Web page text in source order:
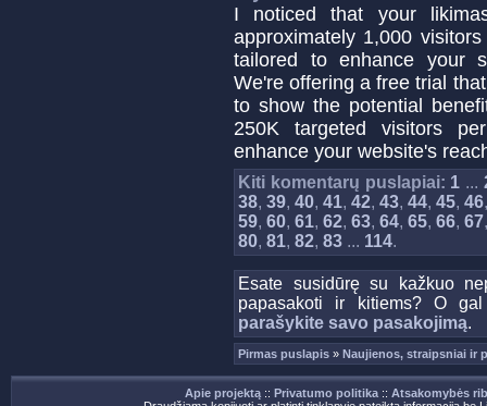
I noticed that your
approximately 1,000
tailored to enhance your
We're offering a free trial
to show the potential
250K targeted visitors
enhance your website's
Kiti komentarų puslapiai: 1 ...
38, 39, 40, 41, 42, 43, 44, 45, 46
59, 60, 61, 62, 63, 64, 65, 66, 67
80, 81, 82, 83 ... 114.
Esate susidūrę su kažkuo
papasakoti ir kitiems? O
parašykite savo pasakojimą.
Pirmas puslapis » Naujienos, straipsniai ir
Apie projektą :: Privatumo politika :: Atsakomybės